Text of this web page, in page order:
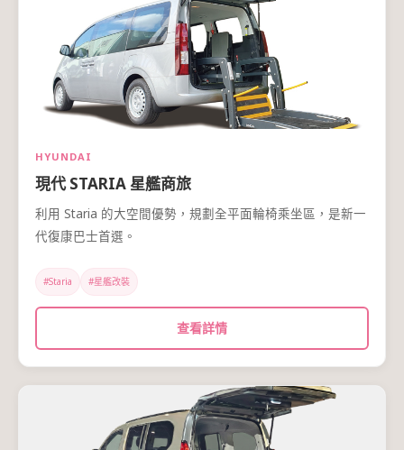
HYUNDAI
現代 STARIA 星艦商旅
利用 Staria 的大空間優勢，規劃全平面輪椅乘坐區，是新一
代復康巴士首選。
#Staria #星艦改裝
查看詳情